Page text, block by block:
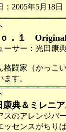
年5月18日
．１ Original
ーサー：光田康
格闘家（かっこ
す。
典＆ミレニ
のアレンジバ
ッセンスがちり